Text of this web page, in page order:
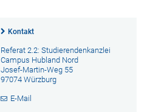
Kontakt
Referat 2.2: Studierendenkanzlei
Campus Hubland Nord
Josef-Martin-Weg 55
97074 Würzburg
E-Mail